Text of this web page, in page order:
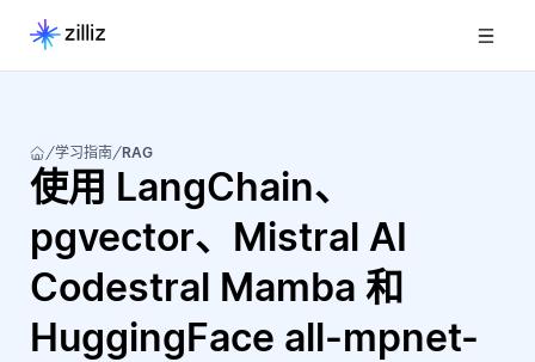
学习指南 RAG
使用 LangChain、
pgvector、Mistral AI
Codestral Mamba 和
HuggingFace all-mpnet-